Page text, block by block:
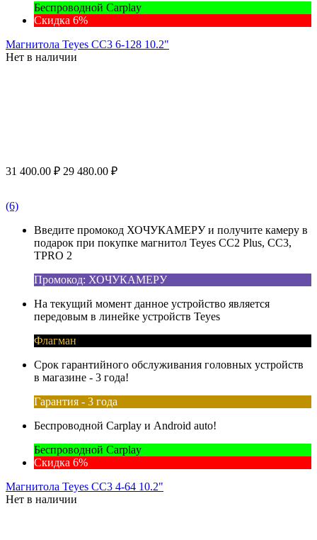
Беспроводной Carplay
Скидка 6%
Магнитола Teyes CC3 6-128 10.2"
Нет в наличии
31 400.00 ₽ 29 480.00 ₽
(6)
Введите промокод ХОЧУКАМЕРУ и получите камеру в
подарок при покупке магнитол Teyes CC2 Plus, CC3,
TPRO 2
Промокод: ХОЧУКАМЕРУ
На текущий момент данное устройство является
передовым в линейке устройств Teyes
Флагман
Срок гарантийного обслуживания головных устройств
в магазине - 3 года!
Гарантия - 3 года
Беспроводной Carplay и Android auto!
Беспроводной Carplay
Скидка 6%
Магнитола Teyes CC3 4-64 10.2"
Нет в наличии